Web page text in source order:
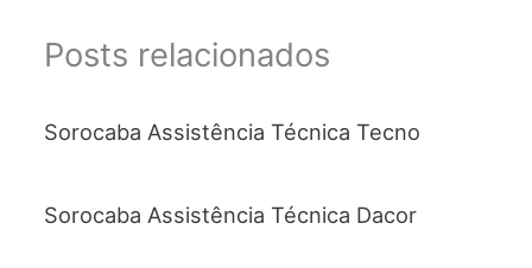
Posts relacionados
Sorocaba Assistência Técnica Tecno
Sorocaba Assistência Técnica Dacor